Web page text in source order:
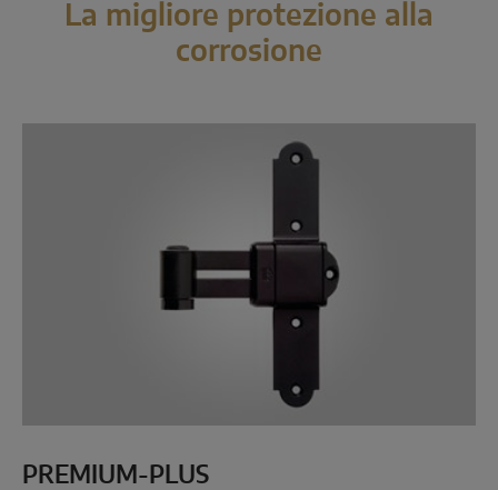
La migliore protezione alla
corrosione
PREMIUM-PLUS